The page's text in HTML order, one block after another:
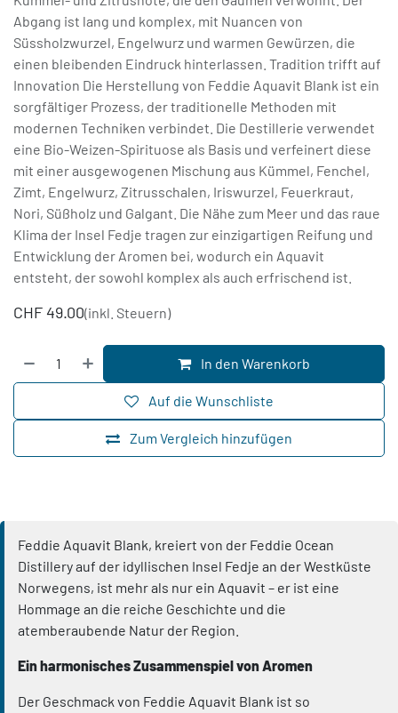
Abgang ist lang und komplex, mit Nuancen von
Süssholzwurzel, Engelwurz und warmen Gewürzen, die
einen bleibenden Eindruck hinterlassen. Tradition trifft auf
Innovation Die Herstellung von Feddie Aquavit Blank ist ein
sorgfältiger Prozess, der traditionelle Methoden mit
modernen Techniken verbindet. Die Destillerie verwendet
eine Bio-Weizen-Spirituose als Basis und verfeinert diese
mit einer ausgewogenen Mischung aus Kümmel, Fenchel,
Zimt, Engelwurz, Zitrusschalen, Iriswurzel, Feuerkraut,
Nori, Süßholz und Galgant. Die Nähe zum Meer und das raue
Klima der Insel Fedje tragen zur einzigartigen Reifung und
Entwicklung der Aromen bei, wodurch ein Aquavit
entsteht, der sowohl komplex als auch erfrischend ist.
CHF 49.00(inkl. Steuern)
In den Warenkorb
Zum Vergleich hinzufügen
Auf die Wunschliste
Feddie Aquavit Blank, kreiert von der Feddie Ocean
Distillery auf der idyllischen Insel Fedje an der Westküste
Norwegens, ist mehr als nur ein Aquavit – er ist eine
Hommage an die reiche Geschichte und die
atemberaubende Natur der Region.
Ein harmonisches Zusammenspiel von Aromen
Der Geschmack von Feddie Aquavit Blank ist so